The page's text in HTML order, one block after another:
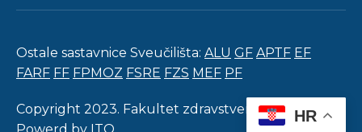
Ostale sastavnice Sveučilišta: ALU GF APTF EF
FARF FF FPMOZ FSRE FZS MEF PF
Copyright 2023. Fakultet zdravstvenih studija.
HR